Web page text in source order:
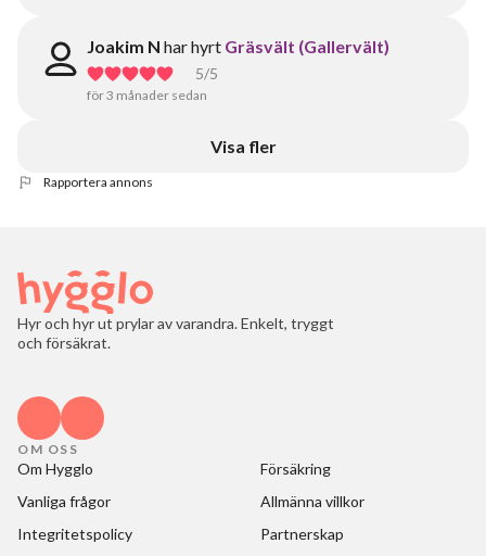
Joakim N har hyrt Gräsvält (Gallervält)
5/5
för 3 månader sedan
Visa fler
Rapportera annons
Hyr och hyr ut prylar av varandra. Enkelt, tryggt
och försäkrat.
OM OSS
Om Hygglo
Försäkring
Vanliga frågor
Allmänna villkor
Integritetspolicy
Partnerskap